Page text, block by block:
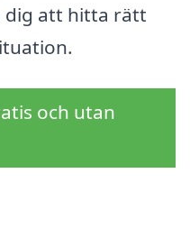
dig att hitta rätt
och utan